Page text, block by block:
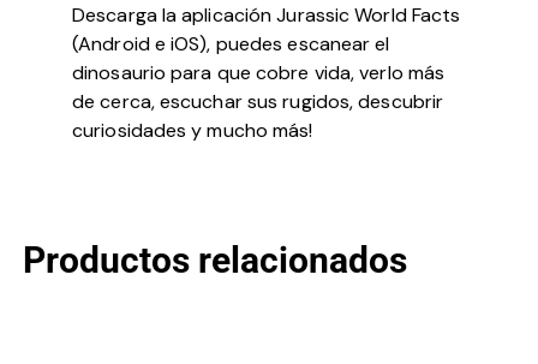
Descarga la aplicación Jurassic World Facts
(Android e iOS), puedes escanear el
dinosaurio para que cobre vida, verlo más
de cerca, escuchar sus rugidos, descubrir
curiosidades y mucho más!
Productos relacionados